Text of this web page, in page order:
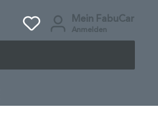
Mein FabuCar
Anmelden